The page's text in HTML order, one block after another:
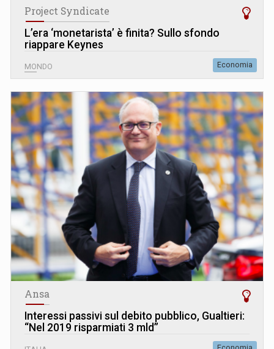
Project Syndicate
L’era ‘monetarista’ è finita? Sullo sfondo
riappare Keynes
MONDO Economia
Ansa
Interessi passivi sul debito pubblico, Gualtieri:
“Nel 2019 risparmiati 3 mld”